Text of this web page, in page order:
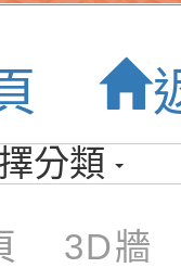
坡國
園
分類
3D牆